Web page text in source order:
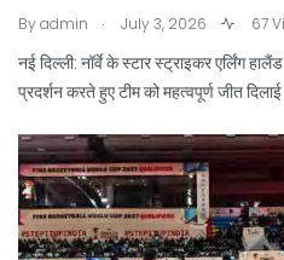
Byadmin . July 3, 2026 67
नई दिल्ली: नॉर्वे के स्टार स्ट्राइकर एर्लिंग
प्रदर्शन करते हुए टीम को महत्वपूर्ण जीत